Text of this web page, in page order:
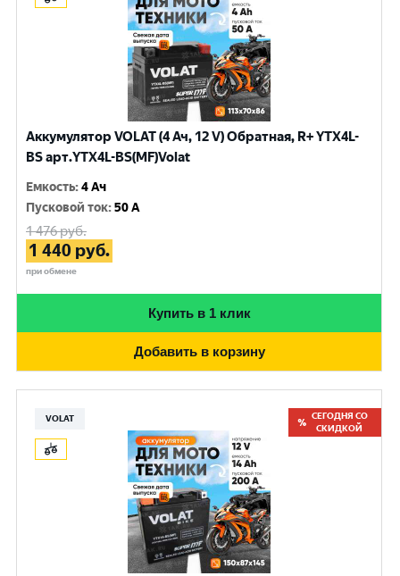
Аккумулятор VOLAT (4 Ач, 12 V) Обратная, R+ YTX4L-
BS арт.YTX4L-BS(MF)Volat
Емкость:4 Ач
Пусковой ток:50 A
1 476руб.
1 440 руб.
при обмене
Купить в 1 клик
Добавить в корзину
VOLAT
СЕГОДНЯ СО
СКИДКОЙ